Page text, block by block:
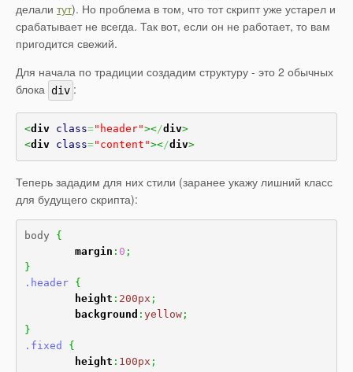
делали тут). Но проблема в том, что тот скрипт уже устарел и
срабатывает не всегда. Так вот, если он не работает, то вам
пригодится свежий.
Для начала по традиции создадим структуру - это 2 обычных
блока div :
<div class="header"></div>
<div class="content"></div>
Теперь зададим для них стили (заранее укажу лишний класс
для будущего скрипта):
body {
margin : 0 ;
}
.header {
height : 200px ;
background : yellow ;
}
.fixed
{
height : 100px ;